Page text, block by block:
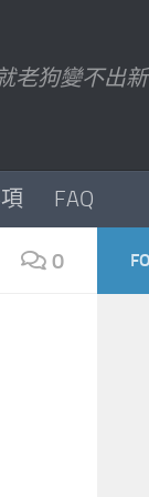
老狗變不出
FAQ
0